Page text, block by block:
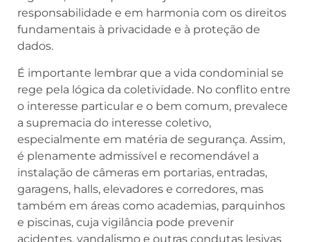
responsabilidade e em harmonia com os direitos
fundamentais à privacidade e à proteção de
dados.
É importante lembrar que a vida condominial se
rege pela lógica da coletividade. No conflito entre
o interesse particular e o bem comum, prevalece
a supremacia do interesse coletivo,
especialmente em matéria de segurança. Assim,
é plenamente admissível e recomendável a
instalação de câmeras em portarias, entradas,
garagens, halls, elevadores e corredores, mas
também em áreas como academias, parquinhos
e piscinas, cuja vigilância pode prevenir
acidentes, vandalismo e outras condutas lesivas